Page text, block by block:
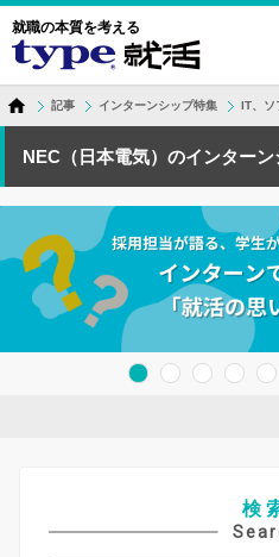
就職の本質を考える
記事 インターンシップ特集 IT、ソ
NEC（日本電気）のインター
検